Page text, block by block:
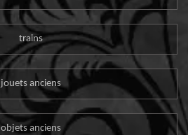
trains
jouets anciens
objets anciens